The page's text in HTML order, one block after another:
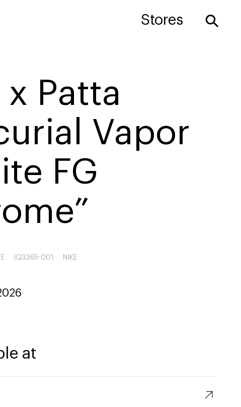
Stores ⚲
x Patta
Vapor
FG
IQ3365-001 NIKE
at
↗︎